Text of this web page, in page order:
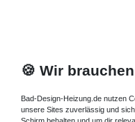
🍪 Wir
Bad-Design-Heizung.de nutzen
unsere Sites zuverlässig und